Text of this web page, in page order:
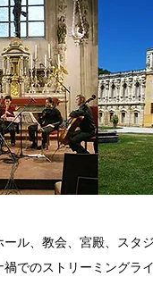
ル、教会、宮殿、ス
でのストリーミングラ